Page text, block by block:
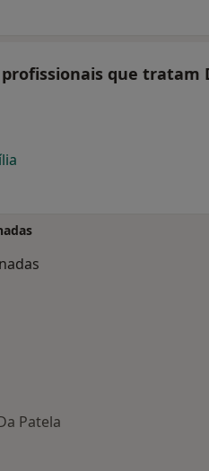
profissionais que tratam
Patela